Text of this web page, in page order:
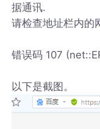
据通讯.
请检查地址栏内的
错误码 107
以下是截图。